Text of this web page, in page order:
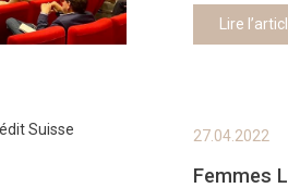
Lire
27.04.2022
Femmes